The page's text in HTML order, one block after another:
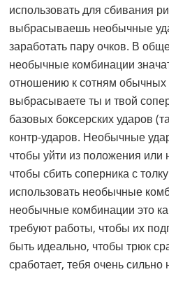
использовать для сбивания
выбрасываешь необычные
заработать пару очков. В
необычные комбинации
отношению к сотням обычных
выбрасываете ты и твой
базовых боксерских ударов
контр-ударов. Необычные
чтобы уйти из положения или
чтобы сбить соперника с
использовать необычные
необычные комбинации это
требуют работы, чтобы их
быть идеально, чтобы трюк
сработает, тебя очень сильно